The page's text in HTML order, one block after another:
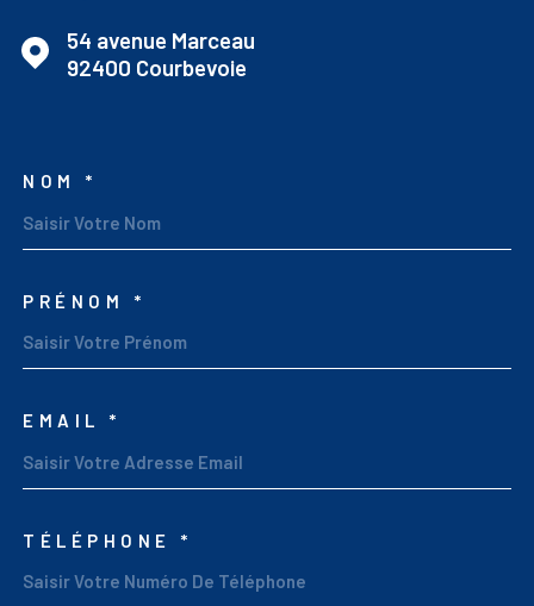
54 avenue Marceau
92400
Courbevoie
NOM *
PRÉNOM *
EMAIL *
TÉLÉPHONE *